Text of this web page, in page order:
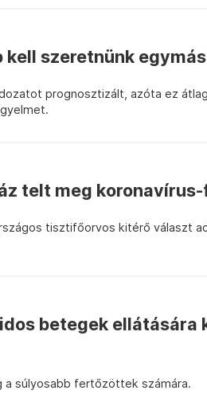
kell szeretnünk
prognosztizált, azóta ez
telt meg
tisztifőorvos kitérő választ
betegek
súlyosabb fertőzöttek számára.